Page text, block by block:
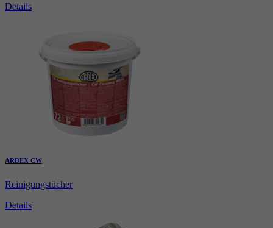
Details
ARDEX CW
Reinigungstücher
Details